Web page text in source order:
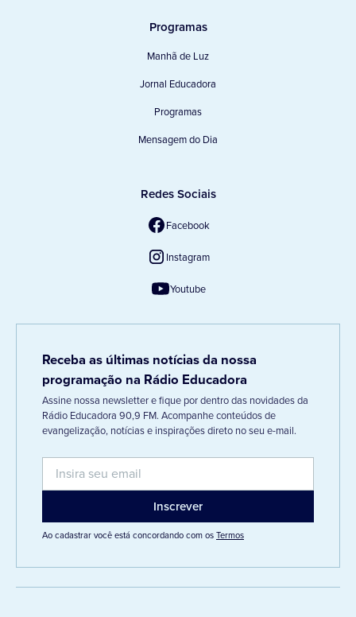
Programas
Manhã de Luz
Jornal Educadora
Programas
Mensagem do Dia
Redes Sociais
Facebook
Instagram
Youtube
Receba as últimas notícias da nossa
programação na Rádio Educadora
Assine nossa newsletter e fique por dentro das novidades da
Rádio Educadora 90,9 FM. Acompanhe conteúdos de
evangelização, notícias e inspirações direto no seu e-mail.
Ao cadastrar você está concordando com osTermos